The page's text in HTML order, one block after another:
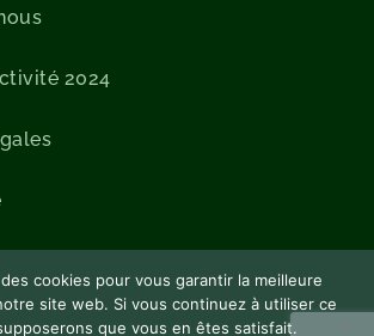
2024
cookies pour vous garantir la meilleure
site web. Si vous continuez à utiliser ce
que vous en êtes satisfait.